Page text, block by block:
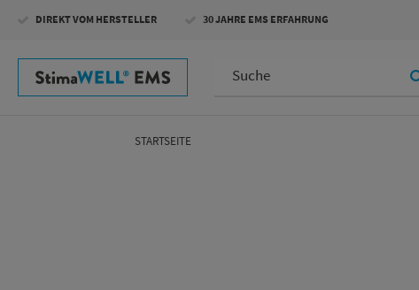
Inhalt
DIREKT VOM HERSTELLER 30 JAHRE EMS ERFAHRUNG
STARTSEITE